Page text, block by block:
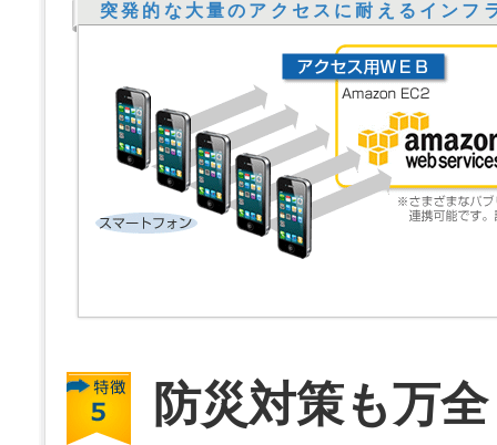
突発的な大量のアクセスに耐えるインフ
防災対策も万